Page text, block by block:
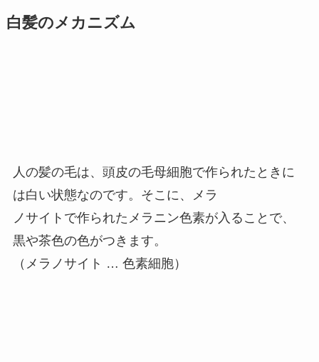
白髪のメカニズム
人の髪の毛は、頭皮の毛母細胞で作られたときに
は白い状態なのです。そこに、メラ
ノサイトで作られたメラニン色素が入ることで、
黒や茶色の色がつきます。
（メラノサイト … 色素細胞）